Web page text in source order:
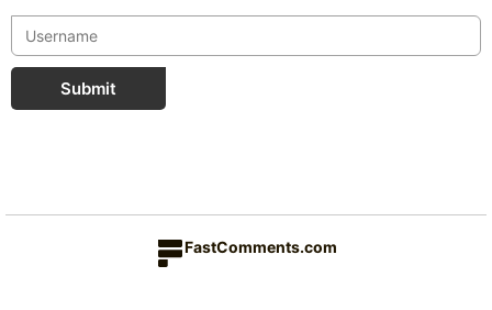
Submit
FastComments.com